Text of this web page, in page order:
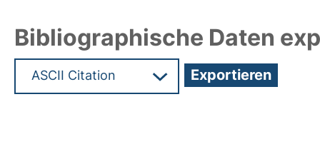
Bibliographische Daten